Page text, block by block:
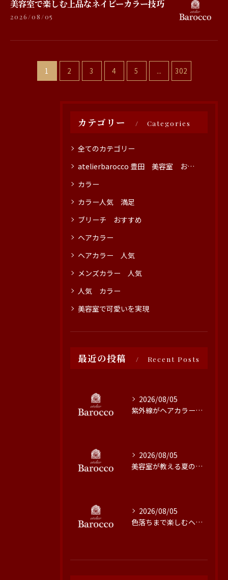
美容室で楽しむ上品なネイビーカラー技巧
2026/08/05
1 2 3 4 5 ... 302
カテゴリー Categories
全てのカテゴリー
atelierbarocco 豊田 美容室 おすすめ
カラー
カラー人気 満足
ブリーチ おすすめ
ヘアカラー
ヘアカラー 人気
メンズカラー 人気
人気 カラー
美容室で可愛いを実現
最近の投稿 Recent Posts
2026/08/05
紫外線がヘアカラーに与える影響と対策
2026/08/05
美容室が教える夏の最旬ヘアカラー技術
2026/08/05
色落ちまで楽しむヘアカラーの秘訣